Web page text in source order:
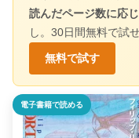
読んだページ数に応
し。30日間無料で試せ
無料で試す
電子書籍で読める